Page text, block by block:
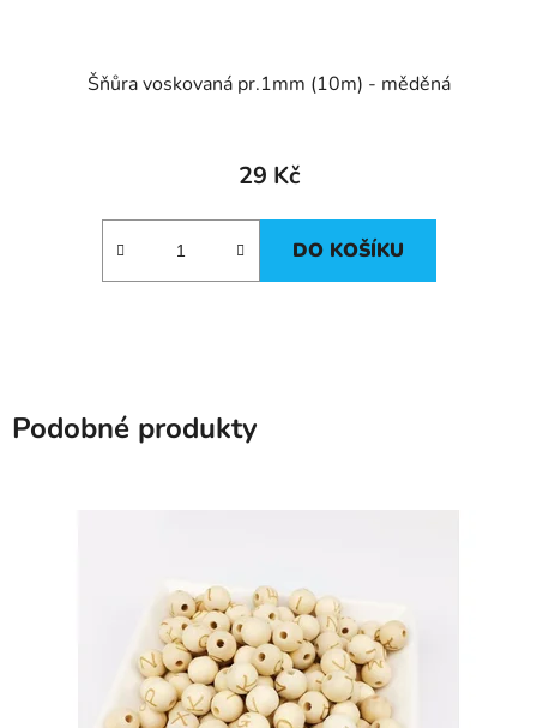
Šňůra voskovaná pr.1mm (10m) - měděná
29 Kč
DO KOŠÍKU
Podobné produkty